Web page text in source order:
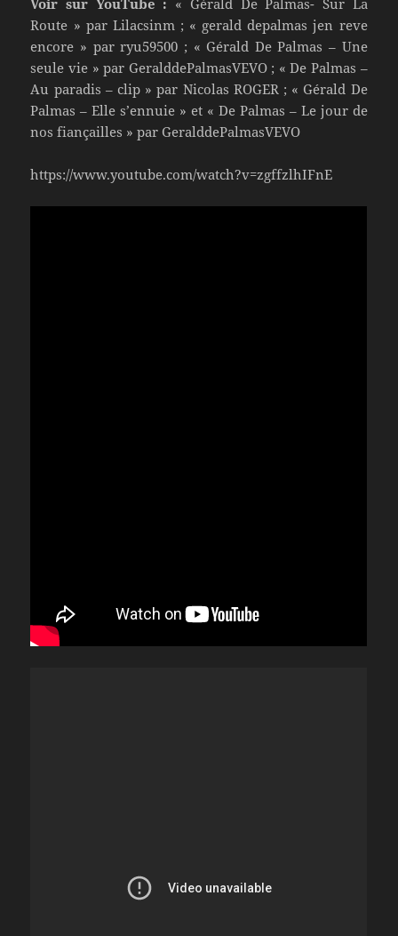
Voir sur YouTube : « Gérald De Palmas- Sur La
Route » par Lilacsinm ; « gerald depalmas jen reve
encore » par ryu59500 ; « Gérald De Palmas – Une
seule vie » par GeralddePalmasVEVO ; « De Palmas –
Au paradis – clip » par Nicolas ROGER ; « Gérald De
Palmas – Elle s’ennuie » et « De Palmas – Le jour de
nos fiançailles » par GeralddePalmasVEVO
https://www.youtube.com/watch?v=zgffzlhIFnE